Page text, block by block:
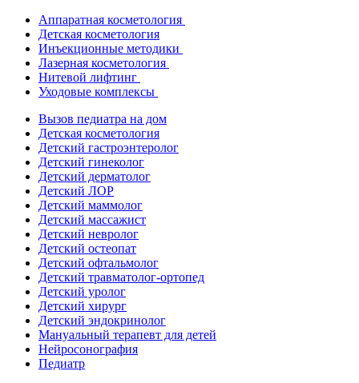
Аппаратная косметология
Детская косметология
Инъекционные методики
Лазерная косметология
Нитевой лифтинг
Уходовые комплексы
Вызов педиатра на дом
Детская косметология
Детский гастроэнтеролог
Детский гинеколог
Детский дерматолог
Детский ЛОР
Детский маммолог
Детский массажист
Детский невролог
Детский остеопат
Детский офтальмолог
Детский травматолог-ортопед
Детский уролог
Детский хирург
Детский эндокринолог
Мануальный терапевт для детей
Нейросонография
Педиатр